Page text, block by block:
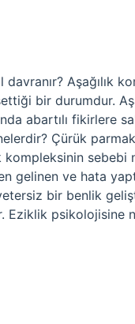
davranır?
bir durumdur.
abartılı fikirlere
Çürük
sebebi
gelinen ve hata
bir benlik
Eziklik